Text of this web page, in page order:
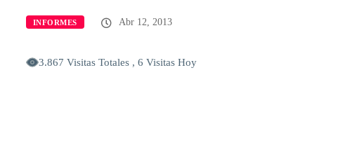
INFORMES Abr 12, 2013
3.867 Visitas Totales , 6 Visitas Hoy